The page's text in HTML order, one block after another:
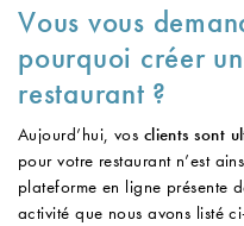
Vous vous
pourquoi créer
restaurant ?
Aujourd’hui, vos clients sont
pour votre restaurant n’est
plateforme en ligne présente
activité que nous avons listé